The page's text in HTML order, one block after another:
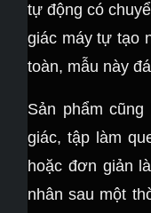
tự động có
giác máy tự tạo
toàn, mẫu này
Sản phẩm
giác, tập làm
hoặc đơn giản
nhân sau một